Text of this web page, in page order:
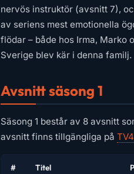
nervös instruktör (avsnitt 7),
av seriens mest emotionella
flödar – både hos Irma, Marko
Sverige blev kär i denna familj.
Avsnitt säsong 1
Säsong 1 består av 8 avsnitt
avsnitt finns tillgängliga på
# Titel